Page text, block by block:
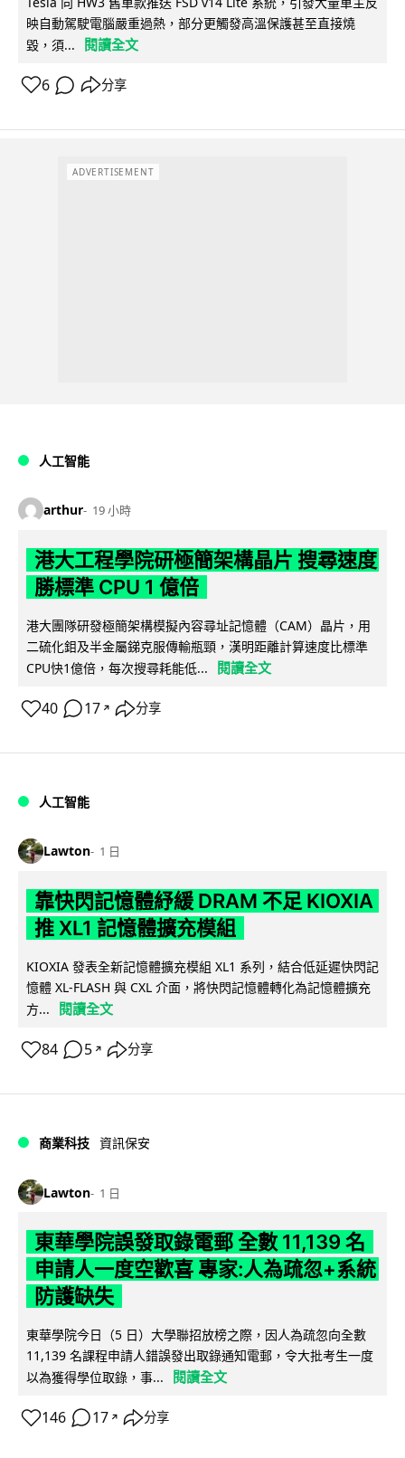
映自動駕駛電腦嚴重過熱，部分更觸發高溫保護甚至直接燒
毀，須...
閱讀全文
6 分享
ADVERTISEMENT
人工智能
arthur 19 小時
港大工程學院研極簡架構晶片 搜尋速度
勝標準 CPU 1 億倍
港大團隊研發極簡架構模擬內容尋址記憶體（CAM）晶片，用
二硫化鉬及半金屬銻克服傳輸瓶頸，漢明距離計算速度比標準
CPU快1億倍，每次搜尋耗能低...
閱讀全文
40 17 ↗ 分享
人工智能
Lawton 1 日
靠快閃記憶體紓緩 DRAM 不足 KIOXIA
推 XL1 記憶體擴充模組
KIOXIA 發表全新記憶體擴充模組 XL1 系列，結合低延遲快閃記
憶體 XL-FLASH 與 CXL 介面，將快閃記憶體轉化為記憶體擴充
方...
閱讀全文
84 5 ↗ 分享
商業科技 資訊保安
Lawton 1 日
東華學院誤發取錄電郵 全數 11,139 名
申請人一度空歡喜 專家:人為疏忽+系統
防護缺失
東華學院今日（5 日）大學聯招放榜之際，因人為疏忽向全數
11,139 名課程申請人錯誤發出取錄通知電郵，令大批考生一度
以為獲得學位取錄，事...
閱讀全文
146 17 ↗ 分享